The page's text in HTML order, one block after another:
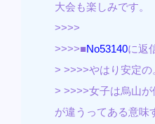
大会も楽しみです。
>>>>
>>>>■No53140に返
> >>>>やはり安定の
> >>>>女子は烏山
が違うってある意味